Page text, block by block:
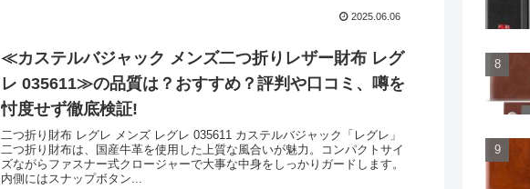
2025.06.06
≪カステルバジャック メンズ二つ折りレザー財布 レグ
レ 035611≫の品質は？おすすめ？評判や口コミ、噂を
忖度せず徹底検証!
二つ折り財布 レグレ メンズ レグレ 035611 カステルバジャック「レグレ」
二つ折り財布は、国産牛革を使用した上質な風合いが魅力。コンパクトサイ
ズながらファスナー式クロージャーで大事な中身をしっかりガードします。
内側にはスナップボタン...